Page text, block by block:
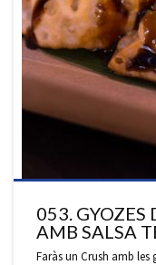
053. GYOZES
AMB SALSA
Faràs un Crush amb les